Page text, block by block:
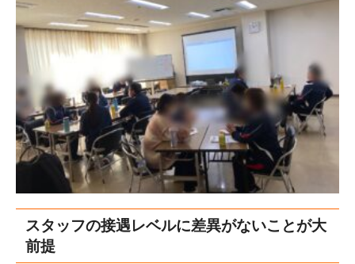
スタッフの接遇レベルに差異がないことが大
前提